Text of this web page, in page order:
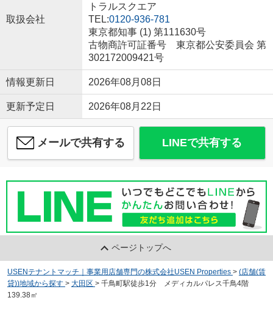
取扱会社
トラルスクエア
TEL:0120-936-781
東京都知事 (1) 第111630号
古物商許可証番号 東京都公安委員会 第
302172009421号
情報更新日 2026年08月08日
更新予定日 2026年08月22日
メールで共有する LINEで共有する
ページトップへ
USENテナントマッチ｜事業用店舗専門の株式会社USEN Properties > (店舗(賃
貸))地域から探す > 大田区 > 千鳥町駅徒歩1分 メディカルパレス千鳥4階
139.38㎡